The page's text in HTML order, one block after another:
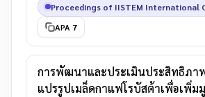
Proceedings of IISTEM International
APA 7
การพัฒนาและประเมินประสิทธิภา
แปรรูปเมล็ดกาแฟโรบัสต้าเพื่อเพิ่ม